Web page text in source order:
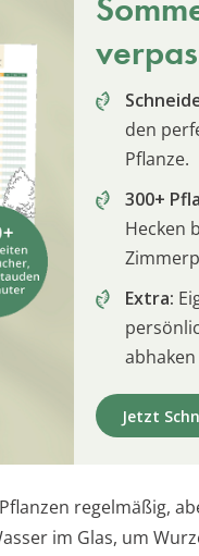
den
Pflanze.
300+
Hecken
Extra:
abhaken
Jetzt
regelmäßig,
im Glas, um